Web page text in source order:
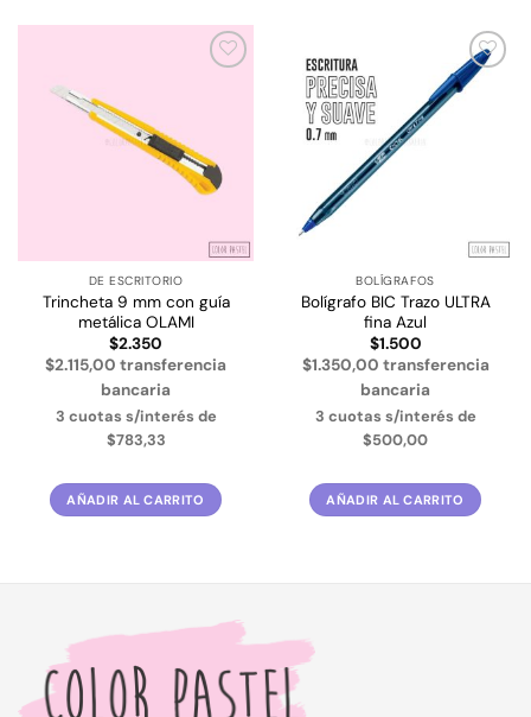
DE ESCRITORIO
Trincheta 9 mm con guía
metálica OLAMI
$2.350
$2.115,00 transferencia
bancaria
3 cuotas s/interés de
$783,33
AÑADIR AL CARRITO
Añadir
BOLÍGRAFOS
Bolígrafo BIC Trazo ULTRA
fina Azul
$1.500
$1.350,00 transferencia
bancaria
3 cuotas s/interés de
$500,00
AÑADIR AL CARRITO